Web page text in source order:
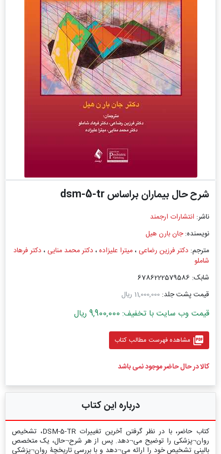
شرح حال بیماران براساس dsm-5-tr
ناشر: انتشارات ارجمند
نویسنده:جان بارن هیل
مترجم: دکتر فرزین رضاعی ،میترا علیزاده،دکتر محمد منایی ،دکتر فرهاد
شاملو
شابک: 6786222579586
قیمت پشت جلد: 11,000,000 ریال
قیمت وب سایت با تخفیف: 9,900,000 ریال
picture_as_pdf مشاهده فهرست مطالب کتاب
کالا در حال حاضر موجود نمی باشد
درباره این کتاب
کتاب حاضر، با در نظر گرفتن آخرین تغییرات DSM-5-TR، تشخیص
روان¬پزشکی را توضیح می¬دهد. پس از هر شرح¬حال، یک متخصص
بالینی تشخیص خود را ارائه می¬دهد و با بررسی تاریخچۀ روان¬پزشکی